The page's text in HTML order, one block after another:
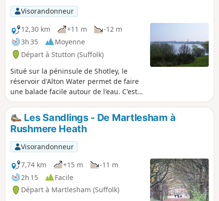
Visorandonneur
12,30 km
+11 m
-12 m
3h 35
Moyenne
Départ à Stutton (Suffolk)
Situé sur la péninsule de Shotley, le
réservoir d'Alton Water permet de faire
une balade facile autour de l'eau. C'est
un circuit en boucle qui ne nécessite
pas vraiment de carte. Il suffit de garder
l'eau sur ta droite et de continuer à
marcher ! La variété des paysages, entre
prairies ouvertes, bois et même collines
au nord du réservoir, offre un décor qui
change tout au long de la balade. Dans
l'ensemble, c'est une super balade avec
de jolis panoramas et des vues toujours
différentes sur le réservoir.
Les Sandlings - De Martlesham à
Rushmere Heath
Visorandonneur
7,74 km
+15 m
-11 m
2h 15
Facile
Départ à Martlesham (Suffolk)